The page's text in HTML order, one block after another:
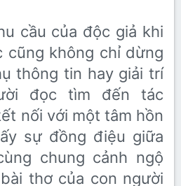
cầu của độc giả khi
cũng không chỉ dừng
thông tin hay giải trí
đọc tìm đến tác
nối với một tâm hồn
sự đồng điệu giữa
chung cảnh ngộ
thơ của con người